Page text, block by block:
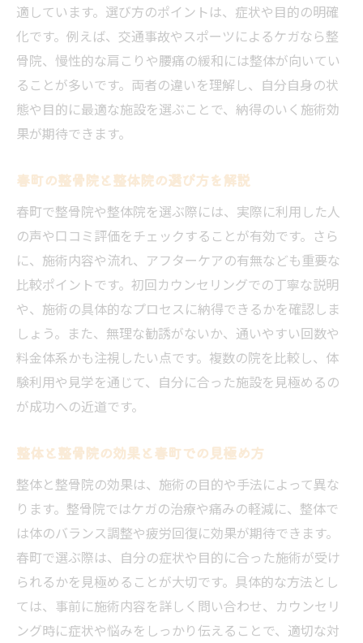
適しています。選び方のポイントは、症状や目的の明確
化です。例えば、交通事故やスポーツによるケガなら整
骨院、慢性的な肩こりや腰痛の緩和には整体が向いてい
ることが多いです。両者の違いを理解し、自分自身の状
態や目的に最適な施設を選ぶことで、納得のいく施術効
果が期待できます。
春町の整骨院と整体院の選び方を解説
春町で整骨院や整体院を選ぶ際には、実際に利用した人
の声や口コミ評価をチェックすることが有効です。さら
に、施術内容や流れ、アフターケアの有無なども重要な
比較ポイントです。初回カウンセリングでの丁寧な説明
や、施術の具体的なプロセスに納得できるかを確認しま
しょう。また、無理な勧誘がないか、通いやすい回数や
料金体系かも注視したい点です。複数の院を比較し、体
験利用や見学を通じて、自分に合った施設を見極めるの
が成功への近道です。
整体と整骨院の効果と春町での見極め方
整体と整骨院の効果は、施術の目的や手法によって異な
ります。整骨院ではケガの治療や痛みの軽減に、整体で
は体のバランス調整や疲労回復に効果が期待できます。
春町で選ぶ際は、自分の症状や目的に合った施術が受け
られるかを見極めることが大切です。具体的な方法とし
ては、事前に施術内容を詳しく問い合わせ、カウンセリ
ング時に症状や悩みをしっかり伝えることで、適切な対